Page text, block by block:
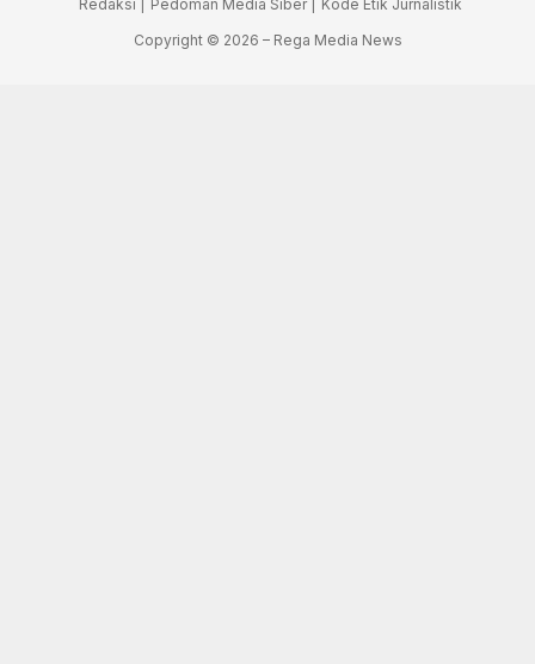
Redaksi | Pedoman Media Siber |
Kode Etik Jurnalistik
Copyright © 2026 – Rega Media News